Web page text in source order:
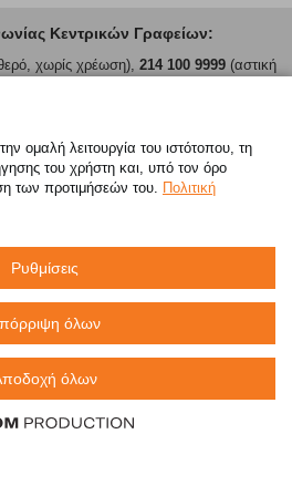
Κεντρικών Γραφείων:
χωρίς χρέωση), 214 100 9999(αστική
σε συχνές ερωτήσεις
ομαλή λειτουργία του ιστότοπου, τη
του χρήστη και, υπό τον όρο
των προτιμήσεών του. Πολιτική
Ρυθμίσεις
όλων
όλων